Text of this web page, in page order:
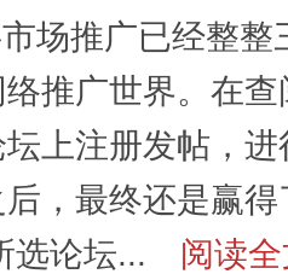
场推广已经整
推广世界。在
上注册发帖，
，最终还是赢
选论坛...
阅读